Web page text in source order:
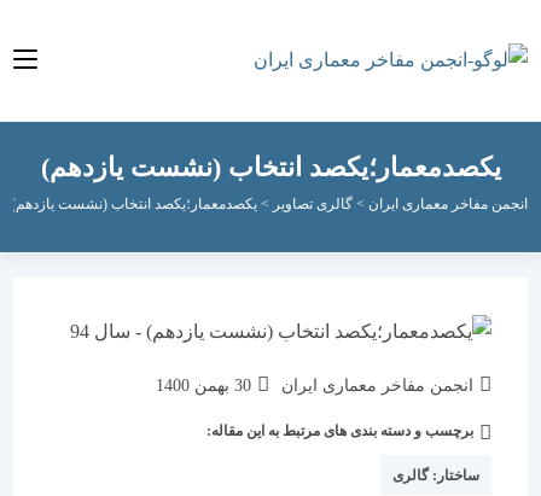
انتخاب (نشست یازدهم)
مفاخر معماری ایران > گالری تصاویر>یکصدمعمار؛یکصد انتخاب (نشست یازدهم)
انجمن مفاخر معماری ایران
نوشته
شده
30 بهمن 1400
برچسب و دسته بندی های مرتبط به این مقاله:
ساختار:گالری